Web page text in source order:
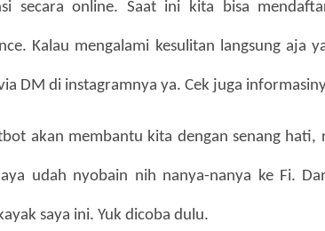
secara online. Saat ini kita bisa
Kalau mengalami kesulitan langsung aja
DM di instagramnya ya. Cek juga
akan membantu kita dengan senang
udah nyobain nih nanya-nanya ke Fi.
saya ini. Yuk dicoba dulu.